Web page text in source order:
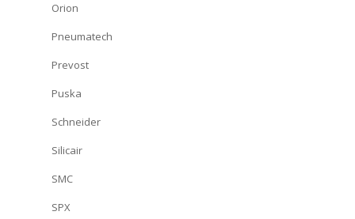
Orion
Pneumatech
Prevost
Puska
Schneider
Silicair
SMC
SPX